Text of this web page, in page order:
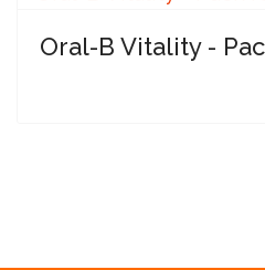
Oral-B Vitality -